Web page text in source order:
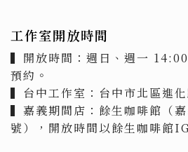
工作室開放時間
▍開放時間：週日、週一
預約。
▍台中工作室：台中市北區進
▍嘉義期間店：餘生咖啡館（
號），開放時間以餘生咖啡館